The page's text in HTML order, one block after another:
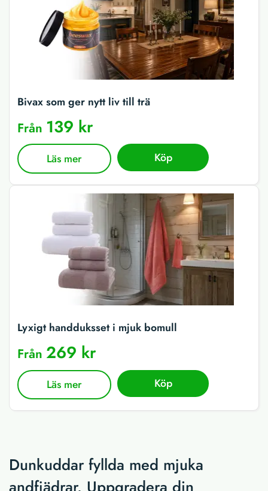
Bivax som ger nytt liv till trä
Från 139 kr
Läs mer Köp
Lyxigt handduksset i mjuk bomull
Från 269 kr
Läs mer Köp
Dunkuddar fyllda med mjuka